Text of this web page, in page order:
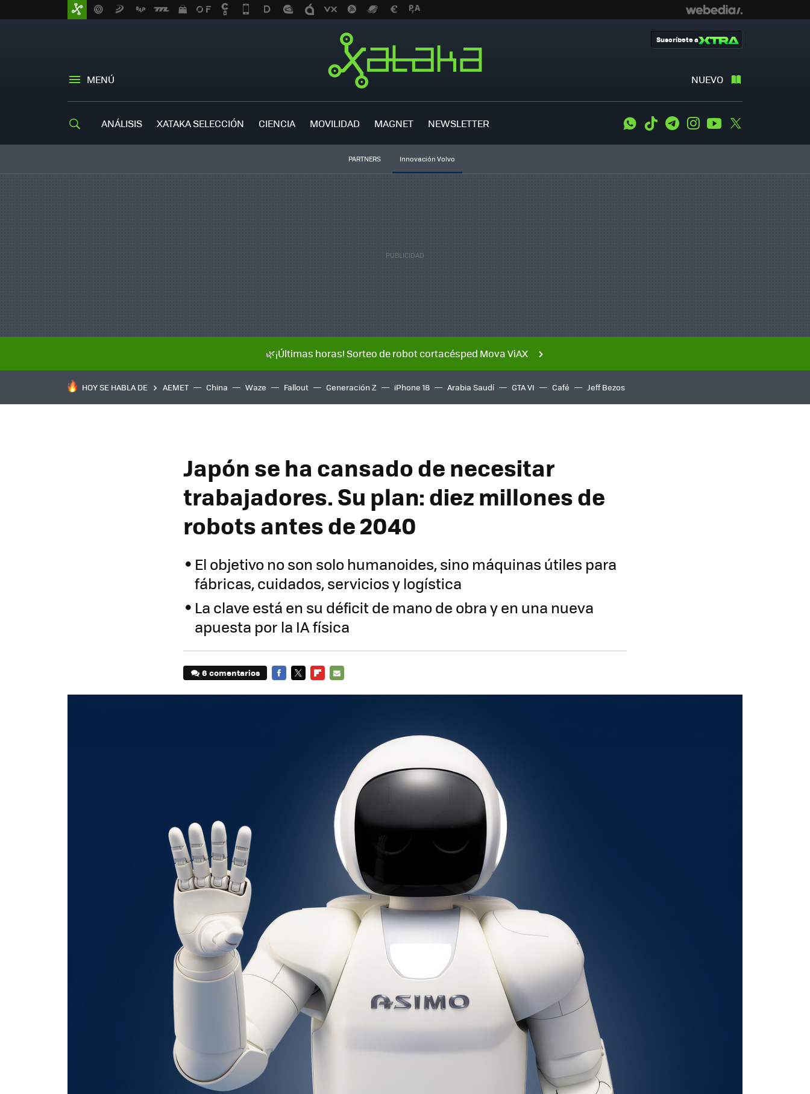
MENÚ NUEVO
Suscríbete a
ANÁLISIS XATAKA SELECCIÓN CIENCIA MOVILIDAD MAGNET NEWSLETTER WhatsApp
Tiktok TelegramInstagramYoutube
PARTNERS Innovación Volvo
🌿¡Últimas horas! Sorteo de robot cortacésped Mova ViAX
HOY SE HABLA DE AEMET China Waze Fallout Generación Z iPhone 18 Arabia Saudí GTA VI Café Jeff Bezos
Japón se ha cansado de necesitar
trabajadores. Su plan: diez millones de
robots antes de 2040
El objetivo no son solo humanoides, sino máquinas útiles para
fábricas, cuidados, servicios y logística
La clave está en su déficit de mano de obra y en una nueva
apuesta por la IA física
6 comentarios